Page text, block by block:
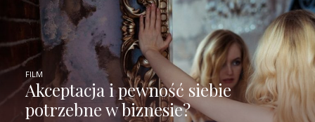
Akceptacja i pewność siebie
potrzebne w biznesie?
FILM